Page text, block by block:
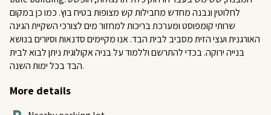
לחלוטין ונבנה מחדש מחבילות קש מצופות בטיח בוץ. כמו כן במקום
שרותי קומפוסט ומערכת בריכות למחזור מים לצורכי השקיית הגינה
האורגנית ועצי הזית מסביב לבית הבד. אנו מקיימים סדנאות וסיורים בנושא
בנייה ירוקה. בכדי להתרשם וללמוד על בניה אקולוגית ניתן לבוא לבית
הבד בכל ימות השנה.
More details